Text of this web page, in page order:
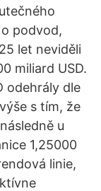
podvod,
let neviděli
miliard USD.
odehrály dle
s tím, že
u
1,25000
linie,